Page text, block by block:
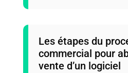
Les étapes du
commercial pour
vente d’un logiciel